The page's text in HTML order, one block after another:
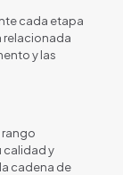
cada etapa
relacionada
y las
rango
calidad y
cadena de